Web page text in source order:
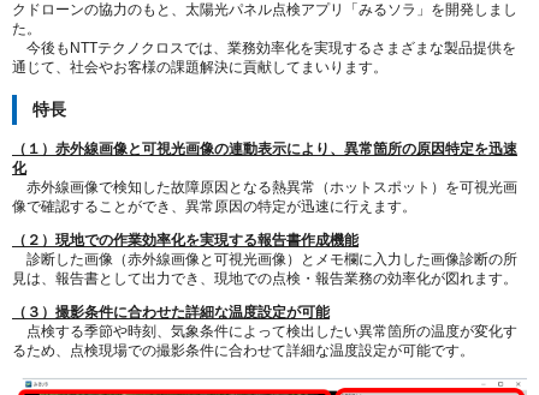
クドローンの協力のもと、太陽光パネル点検アプリ「みるソラ」を開発しまし
た。
今後もNTTテクノクロスでは、業務効率化を実現するさまざまな製品提供を
通じて、社会やお客様の課題解決に貢献してまいります。
特長
（１）赤外線画像と可視光画像の連動表示により、異常箇所の原因特定を迅速
化
赤外線画像で検知した故障原因となる熱異常（ホットスポット）を可視光画
像で確認することができ、異常原因の特定が迅速に行えます。
（２）現地での作業効率化を実現する報告書作成機能
診断した画像（赤外線画像と可視光画像）とメモ欄に入力した画像診断の所
見は、報告書として出力でき、現地での点検・報告業務の効率化が図れます。
（３）撮影条件に合わせた詳細な温度設定が可能
点検する季節や時刻、気象条件によって検出したい異常箇所の温度が変化す
るため、点検現場での撮影条件に合わせて詳細な温度設定が可能です。